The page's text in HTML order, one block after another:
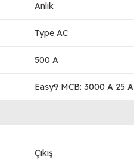
Anlık
Type AC
500 A
Easy9 MCB: 3000 A 25 A
Çıkış